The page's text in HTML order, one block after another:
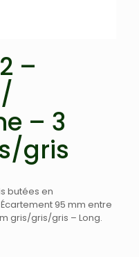
–
– 3
gris
butées en
95 mm entre
gris/gris/gris – Long.